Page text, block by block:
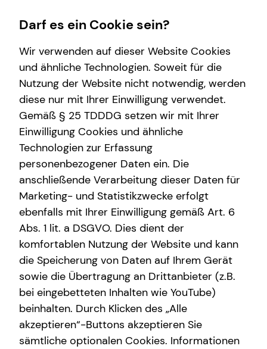
Wissenswertes
Über mich
Über tecis
Interview
Finanzberatung
Videoberatung
Spezialisten-Netzwerk
Investment
Altersvorsorge
Kindervorsorge
Arbeitskraftabsicherung
Überblick
Gesetzliche Absicherung
im jungen Alter
bei Vorerkrankungen
Impressum
Florian Scheithauer
Selbstständiger Repräsentant für die tecis
Finanzdienstleistungen AG
Anhalter Straße 1
06108 Halle
Mobil: +49 (178) 4074805
E-Mail:florian.scheithauer@tecis.de
Verantwortlicher im Sinne des § 18 Abs. 2
MStV
Florian Scheithauer
Anhalter Straße 1
06108 Halle
Darf es ein Cookie sein?
Wir verwenden auf dieser Website Cookies
und ähnliche Technologien. Soweit für die
Nutzung der Website nicht notwendig, werden
diese nur mit Ihrer Einwilligung verwendet.
Gemäß § 25 TDDDG setzen wir mit Ihrer
Einwilligung Cookies und ähnliche
Technologien zur Erfassung
personenbezogener Daten ein. Die
anschließende Verarbeitung dieser Daten für
Marketing- und Statistikzwecke erfolgt
ebenfalls mit Ihrer Einwilligung gemäß Art. 6
Abs. 1 lit. a DSGVO. Dies dient der
komfortablen Nutzung der Website und kann
die Speicherung von Daten auf Ihrem Gerät
sowie die Übertragung an Drittanbieter (z.B.
bei eingebetteten Inhalten wie YouTube)
beinhalten. Durch Klicken des „Alle
akzeptieren“-Buttons akzeptieren Sie
sämtliche optionalen Cookies. Informationen